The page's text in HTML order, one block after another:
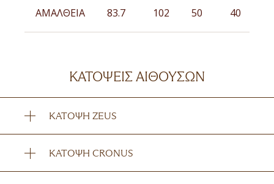
ΑΜΑΛΘΕΙΑ 83.7 102 50 40
ΚΑΤΟΨΕΙΣ ΑΙΘΟΥΣΩΝ
ΚΆΤΟΨΗ ZEUS
ΚΆΤΟΨΗ CRONUS